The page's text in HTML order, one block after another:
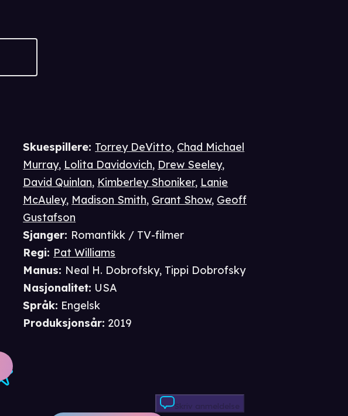
Skriv anmeldelse
Skuespillere: Torrey DeVitto, Chad Michael
Murray, Lolita Davidovich, Drew Seeley,
David Quinlan, Kimberley Shoniker, Lanie
McAuley, Madison Smith, Grant Show, Geoff
Gustafson
Sjanger: Romantikk / TV-filmer
Regi: Pat Williams
Manus: Neal H. Dobrofsky, Tippi Dobrofsky
Nasjonalitet: USA
Språk: Engelsk
Produksjonsår: 2019